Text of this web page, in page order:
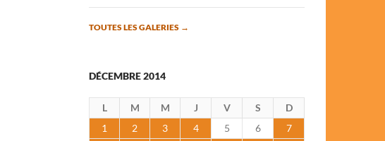
TOUTES LES GALERIES →
DÉCEMBRE 2014
L M M J V S
D
1
2 3 4 5 6
7